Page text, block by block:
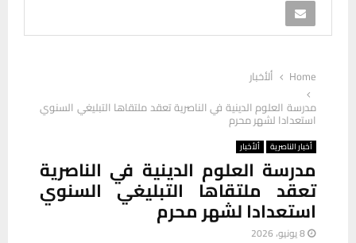
Home
ألأخبار
مدرسة العلوم الدينية في الناصرية تعقد ملتقاها التبليغي السنوي
استعدادا لشهر محرم
أخبار الناصرية ألأخبار
مدرسة العلوم الدينية في الناصرية
تعقد ملتقاها التبليغي السنوي
استعدادا لشهر محرم
8 يونيو، 2026